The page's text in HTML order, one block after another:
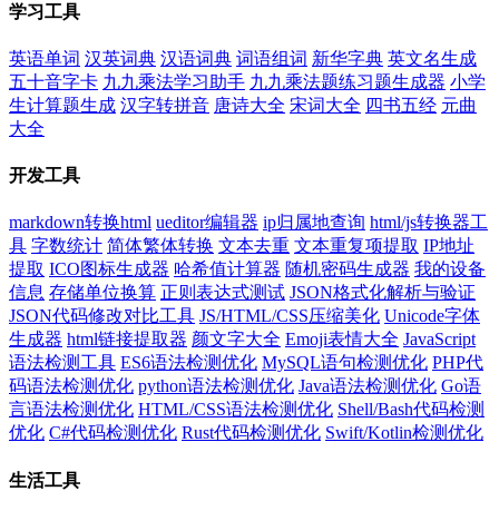
学习工具
英语单词 汉英词典 汉语词典 词语组词 新华字典 英文名生成
五十音字卡 九九乘法学习助手 九九乘法题练习题生成器 小学
生计算题生成 汉字转拼音 唐诗大全 宋词大全 四书五经 元曲
大全
开发工具
markdown转换html ueditor编辑器 ip归属地查询 html/js转换器工
具 字数统计 简体繁体转换 文本去重 文本重复项提取 IP地址
提取 ICO图标生成器 哈希值计算器 随机密码生成器 我的设备
信息 存储单位换算 正则表达式测试 JSON格式化解析与验证
JSON代码修改对比工具 JS/HTML/CSS压缩美化 Unicode字体
生成器 html链接提取器 颜文字大全 Emoji表情大全 JavaScript
语法检测工具 ES6语法检测优化 MySQL语句检测优化 PHP代
码语法检测优化 python语法检测优化 Java语法检测优化 Go语
言语法检测优化 HTML/CSS语法检测优化 Shell/Bash代码检测
优化 C#代码检测优化 Rust代码检测优化 Swift/Kotlin检测优化
生活工具